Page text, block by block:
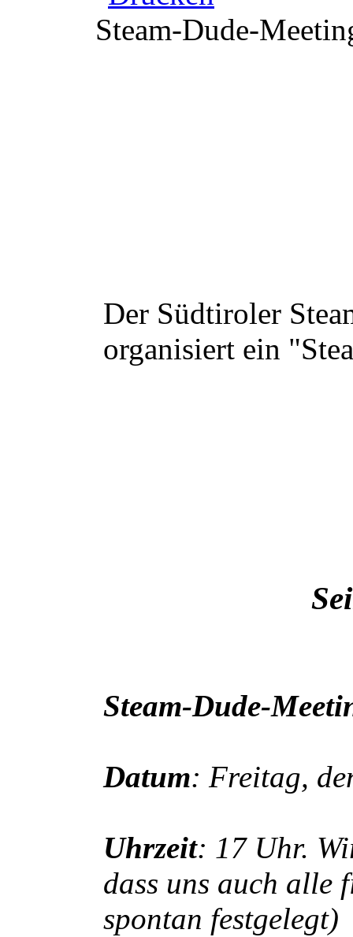
Steam-Dude-
Der Südtiroler
organisiert ein
Steam-Dude-
Datum: Freitag,
Uhrzeit: 17 Uhr.
dass uns auch alle
spontan festgelegt)